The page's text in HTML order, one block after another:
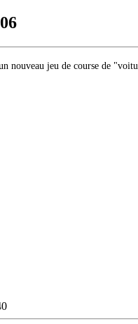
un nouveau jeu de course de